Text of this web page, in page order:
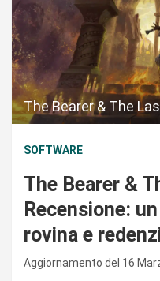
The Bearer & The
SOFTWARE
The Bearer &
Recensione:
rovina e
Aggiornamento del 16